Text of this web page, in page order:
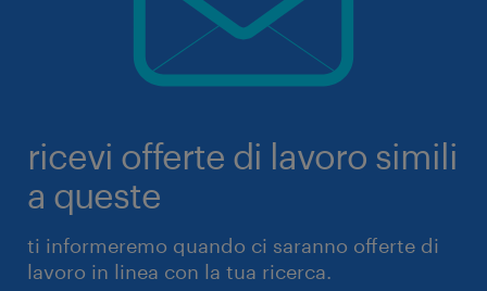
ricevi offerte di lavoro simili
a queste
ti informeremo quando ci saranno offerte di
lavoro in linea con la tua ricerca.